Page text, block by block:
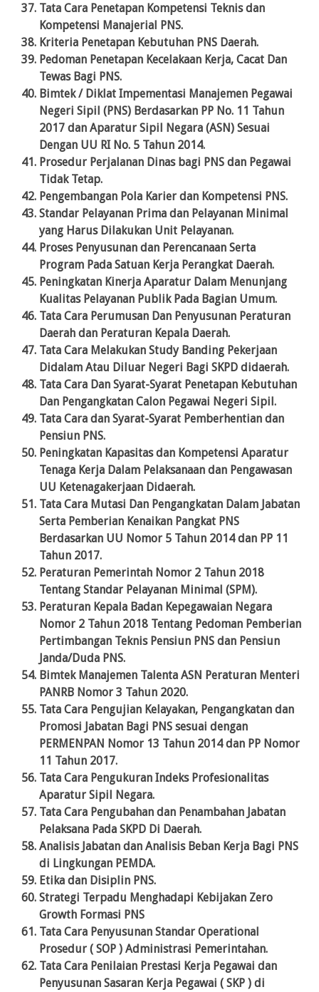
Tata Cara Penetapan Kompetensi Teknis dan
Kompetensi Manajerial PNS.
Kriteria Penetapan Kebutuhan PNS Daerah.
Pedoman Penetapan Kecelakaan Kerja, Cacat Dan
Tewas Bagi PNS.
Bimtek / Diklat Impementasi Manajemen Pegawai
Negeri Sipil (PNS) Berdasarkan PP No. 11 Tahun
2017 dan Aparatur Sipil Negara (ASN) Sesuai
Dengan UU RI No. 5 Tahun 2014.
Prosedur Perjalanan Dinas bagi PNS dan Pegawai
Tidak Tetap.
Pengembangan Pola Karier dan Kompetensi PNS.
Standar Pelayanan Prima dan Pelayanan Minimal
yang Harus Dilakukan Unit Pelayanan.
Proses Penyusunan dan Perencanaan Serta
Program Pada Satuan Kerja Perangkat Daerah.
Peningkatan Kinerja Aparatur Dalam Menunjang
Kualitas Pelayanan Publik Pada Bagian Umum.
Tata Cara Perumusan Dan Penyusunan Peraturan
Daerah dan Peraturan Kepala Daerah.
Tata Cara Melakukan Study Banding Pekerjaan
Didalam Atau Diluar Negeri Bagi SKPD didaerah.
Tata Cara Dan Syarat-Syarat Penetapan Kebutuhan
Dan Pengangkatan Calon Pegawai Negeri Sipil.
Tata Cara dan Syarat-Syarat Pemberhentian dan
Pensiun PNS.
Peningkatan Kapasitas dan Kompetensi Aparatur
Tenaga Kerja Dalam Pelaksanaan dan Pengawasan
UU Ketenagakerjaan Didaerah.
Tata Cara Mutasi Dan Pengangkatan Dalam Jabatan
Serta Pemberian Kenaikan Pangkat PNS
Berdasarkan UU Nomor 5 Tahun 2014 dan PP 11
Tahun 2017.
Peraturan Pemerintah Nomor 2 Tahun 2018
Tentang Standar Pelayanan Minimal (SPM).
Peraturan Kepala Badan Kepegawaian Negara
Nomor 2 Tahun 2018 Tentang Pedoman Pemberian
Pertimbangan Teknis Pensiun PNS dan Pensiun
Janda/Duda PNS.
Bimtek Manajemen Talenta ASN Peraturan Menteri
PANRB Nomor 3 Tahun 2020.
Tata Cara Pengujian Kelayakan, Pengangkatan dan
Promosi Jabatan Bagi PNS sesuai dengan
PERMENPAN Nomor 13 Tahun 2014 dan PP Nomor
11 Tahun 2017.
Tata Cara Pengukuran Indeks Profesionalitas
Aparatur Sipil Negara.
Tata Cara Pengubahan dan Penambahan Jabatan
Pelaksana Pada SKPD Di Daerah.
Analisis Jabatan dan Analisis Beban Kerja Bagi PNS
di Lingkungan PEMDA.
Etika dan Disiplin PNS.
Strategi Terpadu Menghadapi Kebijakan Zero
Growth Formasi PNS
Tata Cara Penyusunan Standar Operational
Prosedur ( SOP ) Administrasi Pemerintahan.
Tata Cara Penilaian Prestasi Kerja Pegawai dan
Penyusunan Sasaran Kerja Pegawai ( SKP ) di